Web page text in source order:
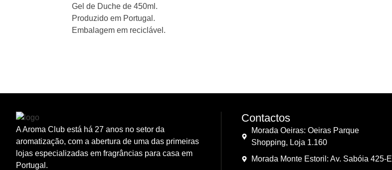
Gel de Duche de 450ml.
Produzido em Portugal.
Embalagem em reciclável.
A Aroma Club está há 27 anos no setor da
aromatização, com a abertura de uma das primeiras
lojas especializadas em fragrâncias para casa em
Portugal.
Contactos
Morada Oeiras: Oeiras Parque
Shopping, Loja 1.160
Morada Monte Estoril: Av. Sabóia 425-E